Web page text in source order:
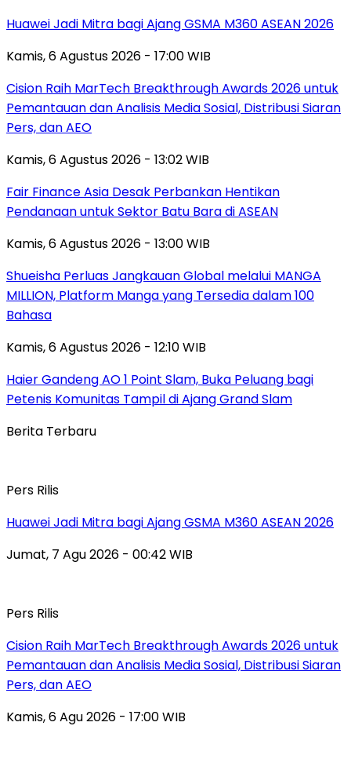
Huawei Jadi Mitra bagi Ajang GSMA M360 ASEAN 2026
Kamis, 6 Agustus 2026 - 17:00 WIB
Cision Raih MarTech Breakthrough Awards 2026 untuk
Pemantauan dan Analisis Media Sosial, Distribusi Siaran
Pers, dan AEO
Kamis, 6 Agustus 2026 - 13:02 WIB
Fair Finance Asia Desak Perbankan Hentikan
Pendanaan untuk Sektor Batu Bara di ASEAN
Kamis, 6 Agustus 2026 - 13:00 WIB
Shueisha Perluas Jangkauan Global melalui MANGA
MILLION, Platform Manga yang Tersedia dalam 100
Bahasa
Kamis, 6 Agustus 2026 - 12:10 WIB
Haier Gandeng AO 1 Point Slam, Buka Peluang bagi
Petenis Komunitas Tampil di Ajang Grand Slam
Berita Terbaru
Pers Rilis
Huawei Jadi Mitra bagi Ajang GSMA M360 ASEAN 2026
Jumat, 7 Agu 2026 - 00:42 WIB
Pers Rilis
Cision Raih MarTech Breakthrough Awards 2026 untuk
Pemantauan dan Analisis Media Sosial, Distribusi Siaran
Pers, dan AEO
Kamis, 6 Agu 2026 - 17:00 WIB